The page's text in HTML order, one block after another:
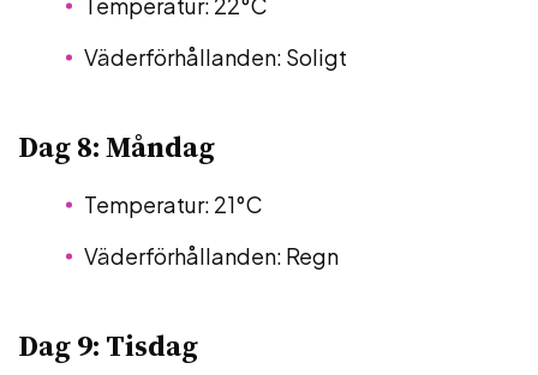
Väderförhållanden: Soligt
Dag 8: Måndag
Temperatur: 21°C
Väderförhållanden: Regn
Dag 9: Tisdag